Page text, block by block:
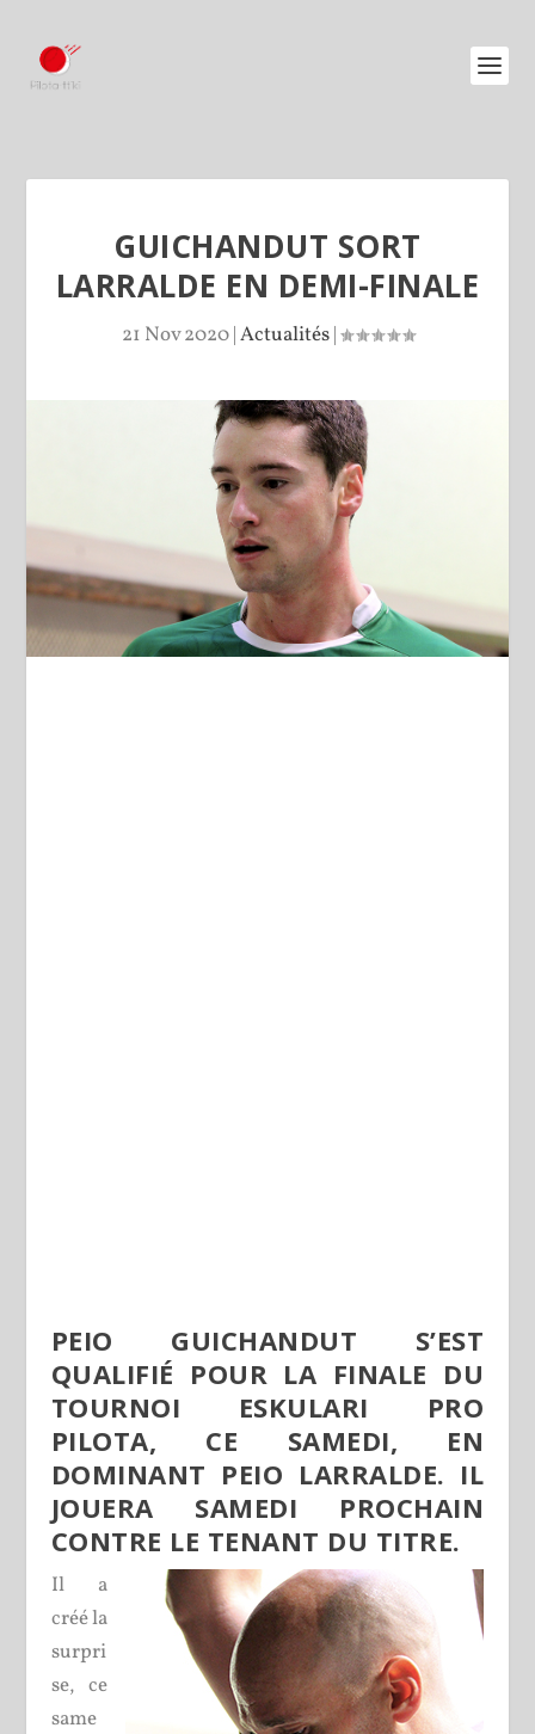
GUICHANDUT SORT
LARRALDE EN DEMI-FINALE
21 Nov 2020|Actualités|
PEIO GUICHANDUT S’EST
QUALIFIÉ POUR LA FINALE DU
TOURNOI ESKULARI PRO
PILOTA, CE SAMEDI, EN
DOMINANT PEIO LARRALDE. IL
JOUERA SAMEDI PROCHAIN
CONTRE LE TENANT DU TITRE.
Il a
créé la
surpri
se, ce
same